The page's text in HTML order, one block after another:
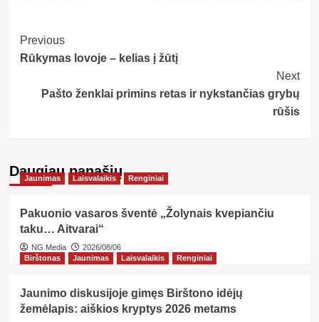
Post
Navigation
Previous
Rūkymas lovoje – kelias į žūtį
Next
Pašto ženklai primins retas ir nykstančias grybų
rūšis
Daugiau panašių…
Jaunimas Laisvalaikis Renginiai
Pakuonio vasaros šventė „Žolynais kvepiančiu
taku… Aitvarai“
NG Media
2026/08/06
Birštonas
Jaunimas Laisvalaikis Renginiai
Jaunimo diskusijoje gimęs Birštono idėjų
žemėlapis: aiškios kryptys 2026 metams